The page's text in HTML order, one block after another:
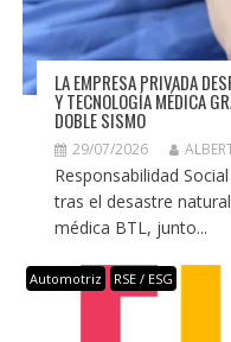
LA EMPRESA PRIVADA
Y TECNOLOGÍA MÉDICA
DOBLE SISMO
29/07/2026
Responsabilidad
tras el desastre
médica BTL, junto...
Automotriz RSE / ESG